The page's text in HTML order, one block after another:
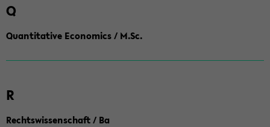
Q
Quantitative Economics / M.Sc.
R
Rechtswissenschaft / Ba